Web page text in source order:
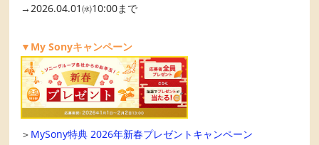
→2026.04.01㈬10:00まで
▼My Sonyキャンペーン
＞ MySony特典 2026年新春プレゼントキャンペーン